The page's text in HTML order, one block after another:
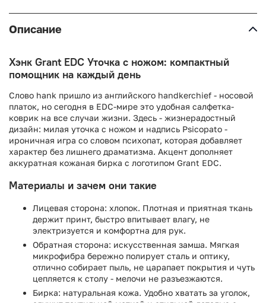
Описание
Хэнк Grant EDC Уточка с ножом: компактный
помощник на каждый день
Слово hank пришло из английского handkerchief - носовой
платок, но сегодня в EDC-мире это удобная салфетка-
коврик на все случаи жизни. Здесь - жизнерадостный
дизайн: милая уточка с ножом и надпись Psicopato -
ироничная игра со словом психопат, которая добавляет
характер без лишнего драматизма. Акцент дополняет
аккуратная кожаная бирка с логотипом Grant EDC.
Материалы и зачем они такие
Лицевая сторона: хлопок. Плотная и приятная ткань
держит принт, быстро впитывает влагу, не
электризуется и комфортна для рук.
Обратная сторона: искусственная замша. Мягкая
микрофибра бережно полирует сталь и оптику,
отлично собирает пыль, не царапает покрытия и чуть
цепляется к столу - мелочи не разъезжаются.
Бирка: натуральная кожа. Удобно хватать за уголок,